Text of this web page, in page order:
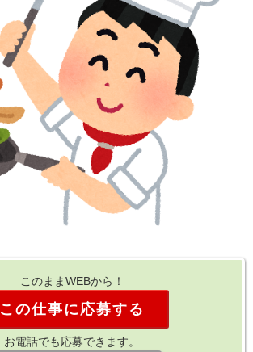
このままWEBから！
この仕事に応募する
お電話でも応募できます。